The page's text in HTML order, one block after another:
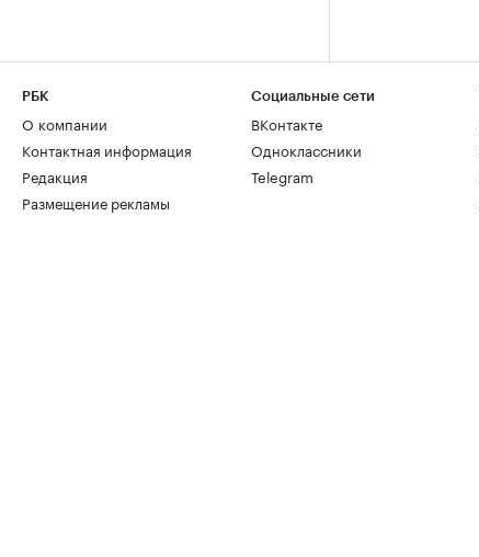
РБК
О компании
Контактная информация
Редакция
Размещение рекламы
Социальные сети
ВКонтакте
Одноклассники
Telegram